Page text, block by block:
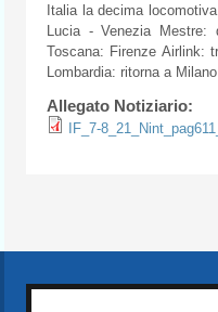
Italia la decima
Lucia - Venezia Mestre:
Toscana: Firenze Airlink:
Lombardia: ritorna a
Allegato Notiziario:
IF_7-